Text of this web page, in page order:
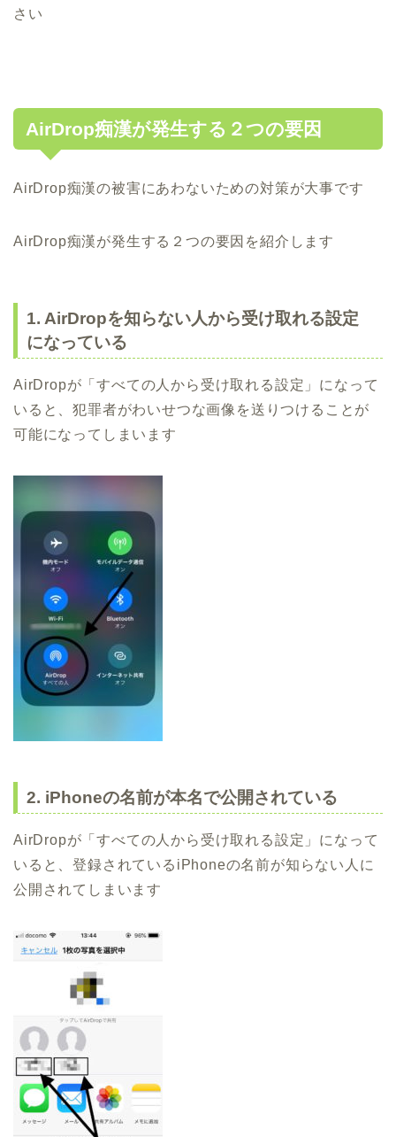
さい
AirDrop痴漢が発生する２つの要因
AirDrop痴漢の被害にあわないための対策が大事です
AirDrop痴漢が発生する２つの要因を紹介します
1. AirDropを知らない人から受け取れる設定
になっている
AirDropが「すべての人から受け取れる設定」になって
いると、犯罪者がわいせつな画像を送りつけることが
可能になってしまいます
2. iPhoneの名前が本名で公開されている
AirDropが「すべての人から受け取れる設定」になって
いると、登録されているiPhoneの名前が知らない人に
公開されてしまいます